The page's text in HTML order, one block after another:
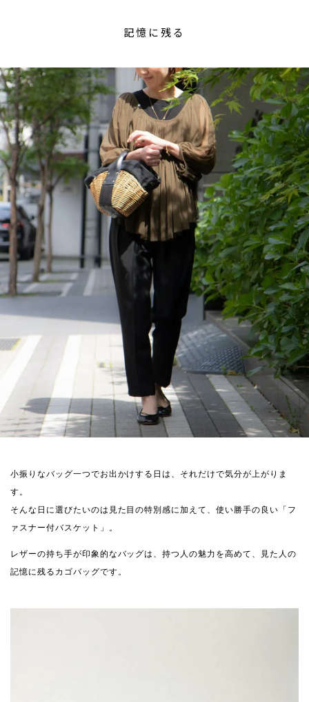
記憶に残る
小振りなバッグ一つでお出かけする日は、それだけで気分が上がりま
す。
そんな日に選びたいのは見た目の特別感に加えて、使い勝手の良い「フ
ァスナー付バスケット」。
レザーの持ち手が印象的なバッグは、持つ人の魅力を高めて、見た人の
記憶に残るカゴバッグです。